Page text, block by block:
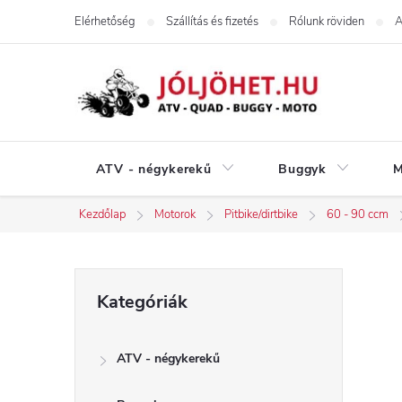
Elérhetőség Szállítás és fizetés Rólunk röviden
ATV - négykerekű Buggyk
Kezdőlap Motorok Pitbike/dirtbike 60 - 90 ccm
O
átugrása
Kategóriák
ATV - négykerekű